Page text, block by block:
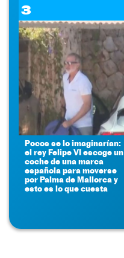
3
Pocos se lo imaginarían:
el rey Felipe VI escoge un
coche de una marca
española para moverse
por Palma de Mallorca y
esto es lo que cuesta